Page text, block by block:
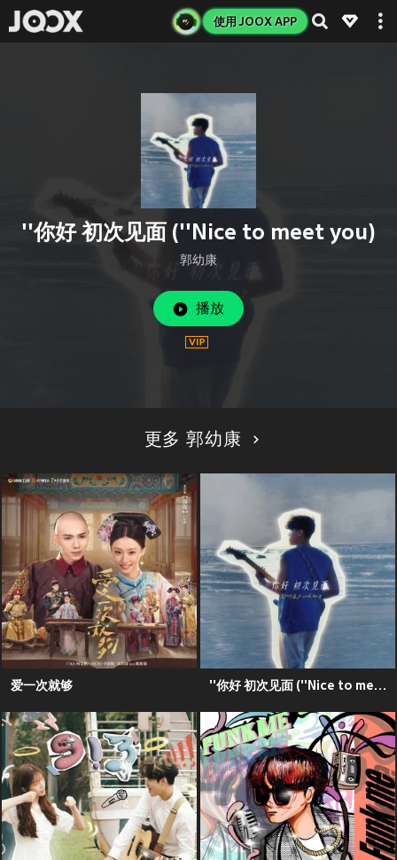
使用 JOOX APP
''你好 初次见面 (''Nice to meet you)
郭幼康
播放
更多 郭幼康
爱一次就够 ''你好 初次见面 (''Nice to meet you)